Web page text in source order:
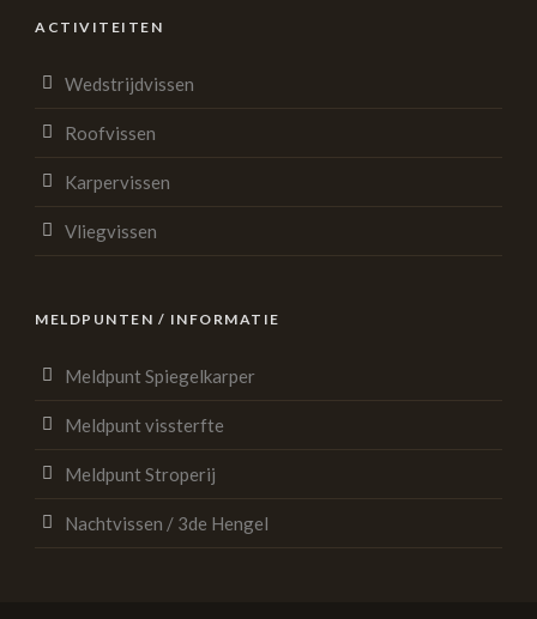
ACTIVITEITEN
Wedstrijdvissen
Roofvissen
Karpervissen
Vliegvissen
MELDPUNTEN / INFORMATIE
Meldpunt Spiegelkarper
Meldpunt vissterfte
Meldpunt Stroperij
Nachtvissen / 3de Hengel